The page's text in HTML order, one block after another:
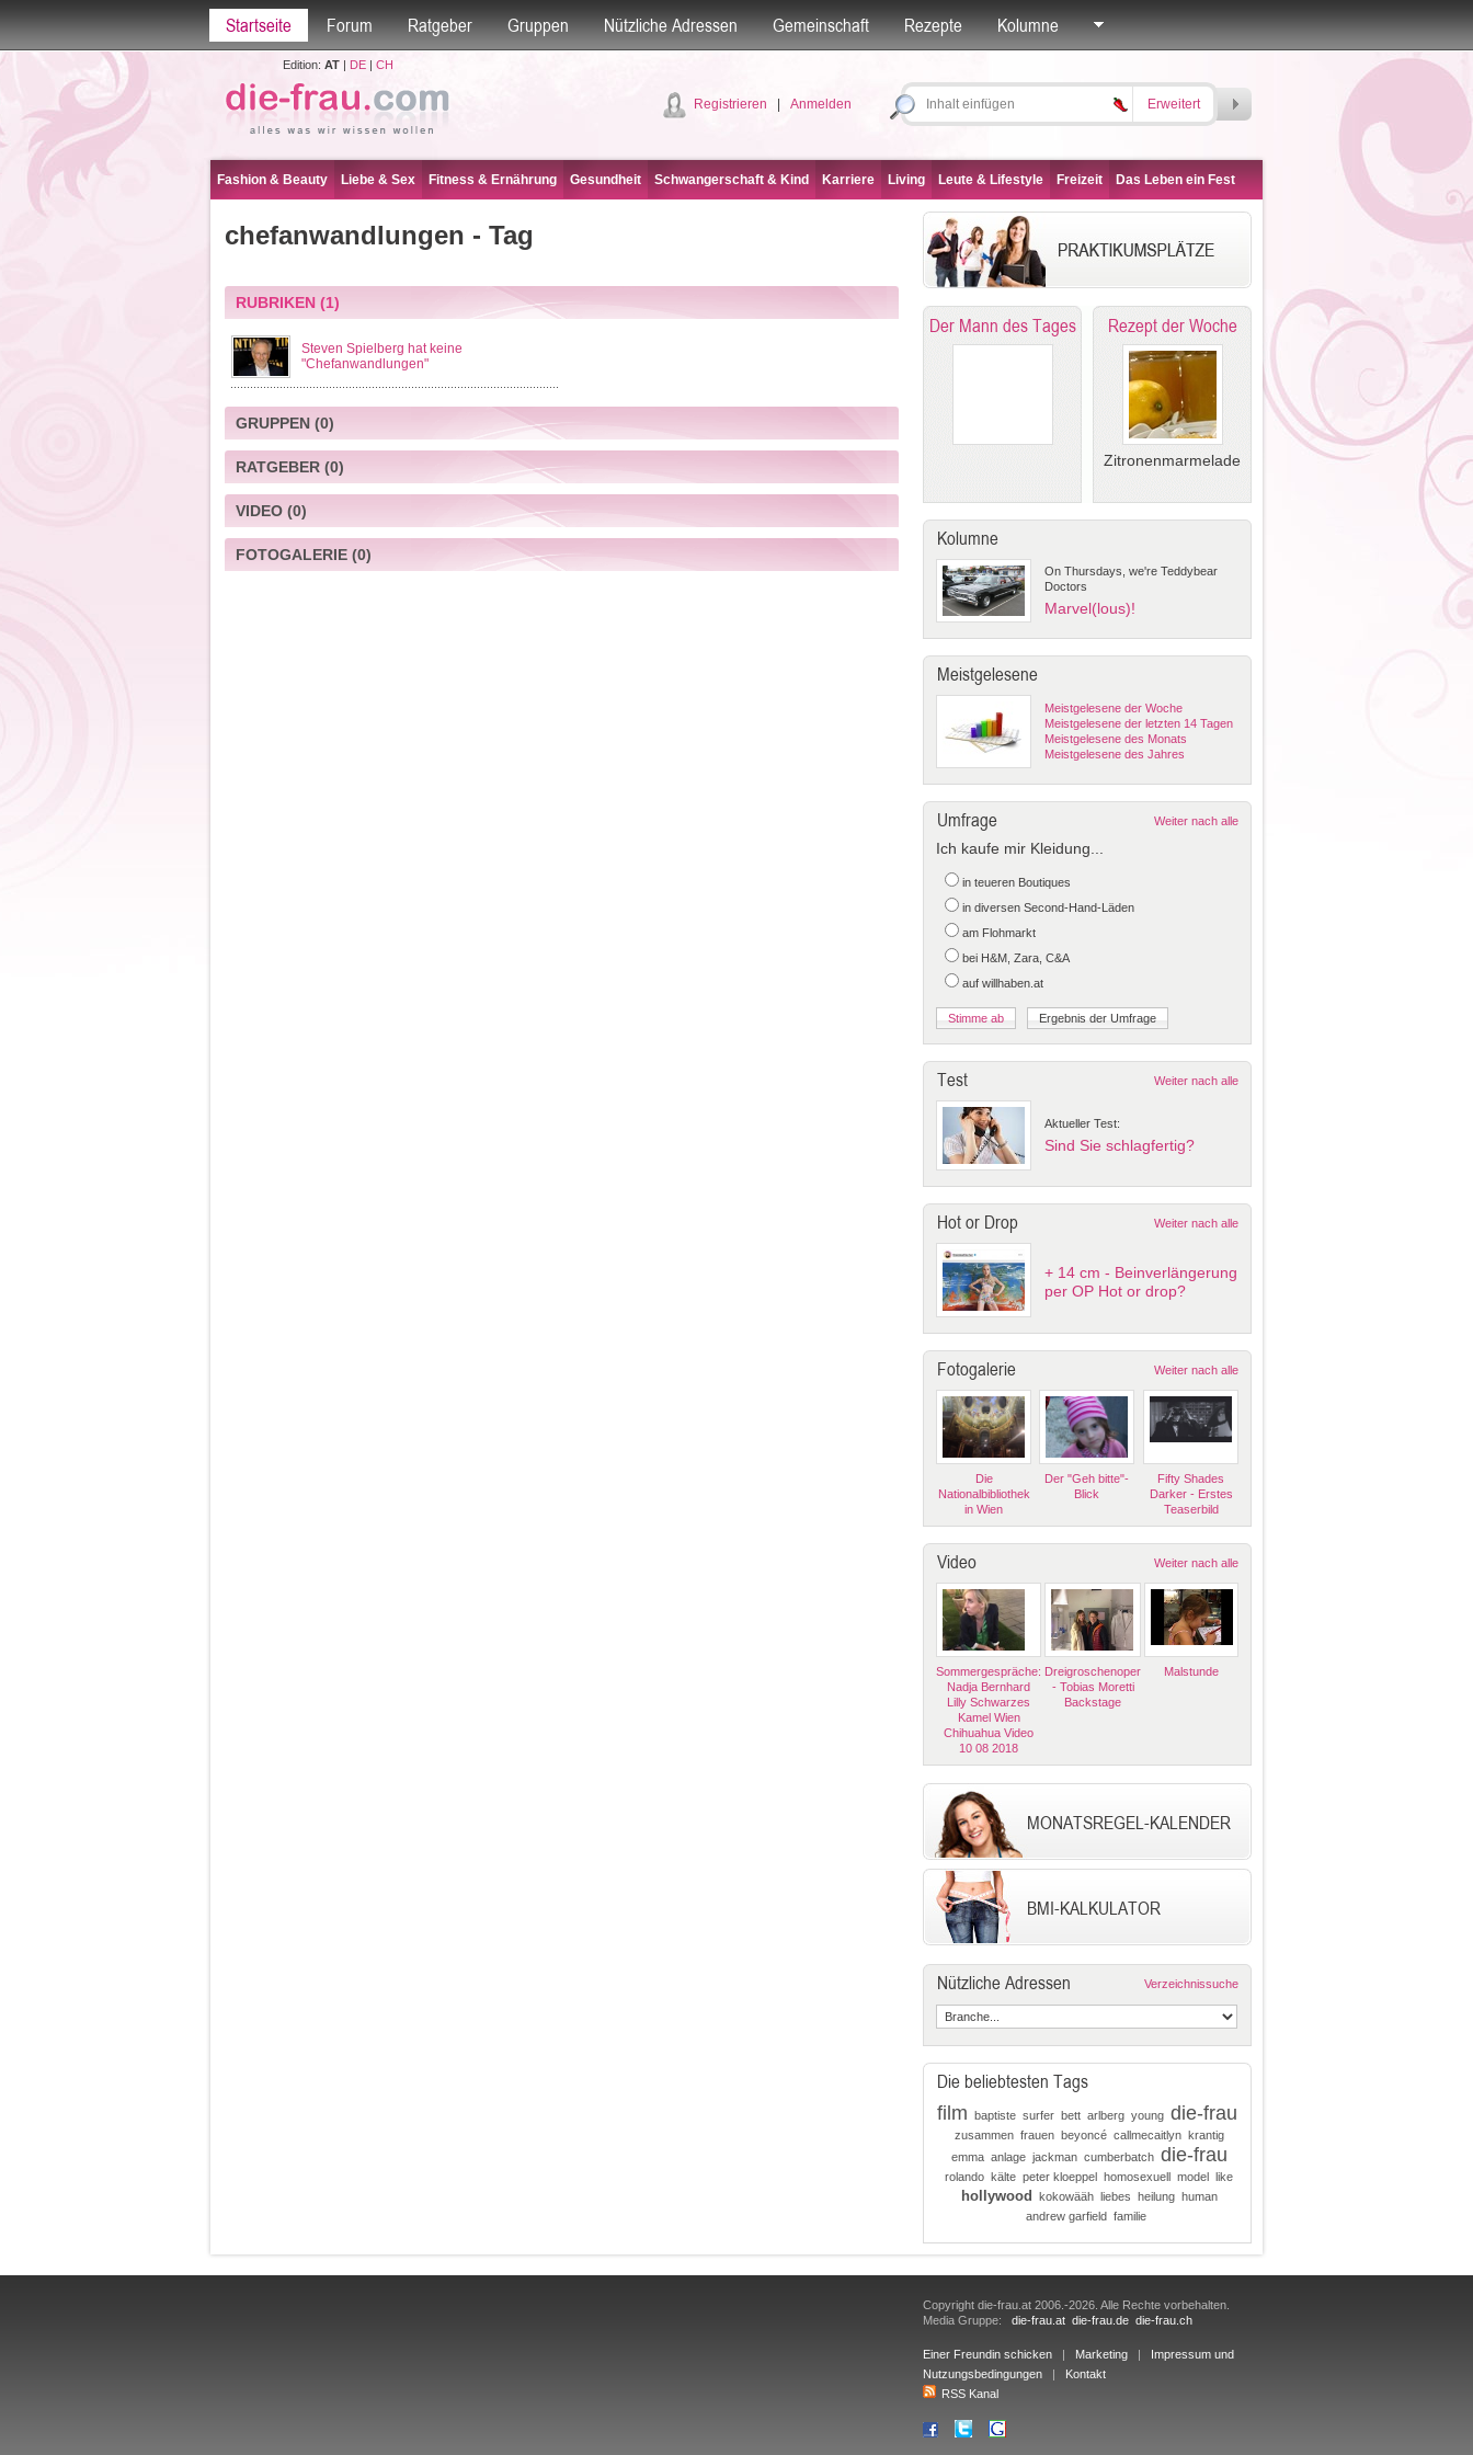
Startseite Forum Ratgeber Gruppen Nützliche Adressen Gemeinschaft Rezepte Kolumne
Edition: AT| DE| CH
Registrieren Anmelden Erweitert
Fashion & Beauty Liebe & Sex Fitness & Ernährung Gesundheit Schwangerschaft & Kind Karriere Living Leute & Lifestyle Freizeit Das Leben ein Fest
chefanwandlungen - Tag
RUBRIKEN(1)
Steven Spielberg hat keine
"Chefanwandlungen"
GRUPPEN(0)
RATGEBER(0)
VIDEO(0)
FOTOGALERIE(0)
Der Mann des Tages Rezept der Woche
Zitronenmarmelade
Kolumne
On Thursdays, we're Teddybear
Doctors
Marvel(lous)!
Meistgelesene
Meistgelesene der Woche
Meistgelesene der letzten 14 Tagen
Meistgelesene des Monats
Meistgelesene des Jahres
Umfrage Weiter nach alle
Ich kaufe mir Kleidung...
in teueren Boutiques
in diversen Second-Hand-Läden
am Flohmarkt
bei H&M, Zara, C&A
auf willhaben.at
Test Weiter nach alle
Aktueller Test:
Sind Sie schlagfertig?
Hot or Drop Weiter nach alle
+ 14 cm - Beinverlängerung
per OP Hot or drop?
Fotogalerie Weiter nach alle
Die
Nationalbibliothek
in Wien
Der "Geh bitte"-
Blick
Fifty Shades
Darker - Erstes
Teaserbild
Video Weiter nach alle
Sommergespräche:
Nadja Bernhard
Lilly Schwarzes
Kamel Wien
Chihuahua Video
10 08 2018
Dreigroschenoper
- Tobias Moretti
Backstage
Malstunde
MONATSREGEL-KALENDER
BMI-KALKULATOR
Nützliche Adressen Verzeichnissuche
Die beliebtesten Tags
film baptiste surfer bett arlberg young die-frau
zusammen frauen beyoncé callmecaitlyn krantig
emma anlage jackman cumberbatch die-frau
rolando kälte peter kloeppel homosexuell model like
hollywood kokowääh liebes heilung human
andrew garfield familie
Copyright die-frau.at 2006.-2026. Alle Rechte vorbehalten.
Media Gruppe: die-frau.at die-frau.de die-frau.ch
Einer Freundin schicken | Marketing | Impressum und
Nutzungsbedingungen | Kontakt
RSS Kanal